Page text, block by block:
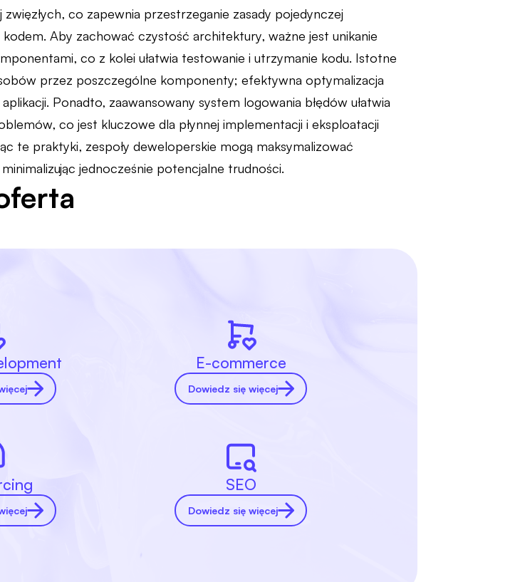
co zapewnia przestrzeganie zasady pojedynczej
kodem. Aby zachować czystość architektury, ważne jest unikanie
co z kolei ułatwia testowanie i utrzymanie kodu. Istotne
przez poszczególne komponenty; efektywna optymalizacja
Ponadto, zaawansowany system logowania błędów ułatwia
co jest kluczowe dla płynnej implementacji i eksploatacji
te praktyki, zespoły deweloperskie mogą maksymalizować
jednocześnie potencjalne trudności.
E-commerce
Dowiedz się więcej
SEO
Dowiedz się więcej